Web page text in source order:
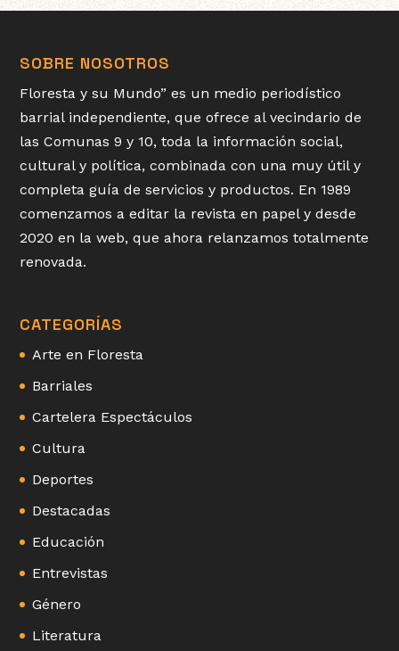
SOBRE NOSOTROS
Floresta y su Mundo” es un medio periodístico
barrial independiente, que ofrece al vecindario de
las Comunas 9 y 10, toda la información social,
cultural y política, combinada con una muy útil y
completa guía de servicios y productos. En 1989
comenzamos a editar la revista en papel y desde
2020 en la web, que ahora relanzamos totalmente
renovada.
CATEGORÍAS
Arte en Floresta
Barriales
Cartelera Espectáculos
Cultura
Deportes
Destacadas
Educación
Entrevistas
Género
Literatura